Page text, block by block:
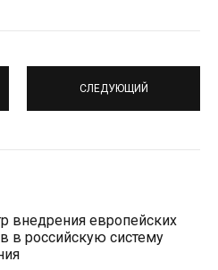
СЛЕДУЮЩИЙ
внедрения европейских
в российскую систему